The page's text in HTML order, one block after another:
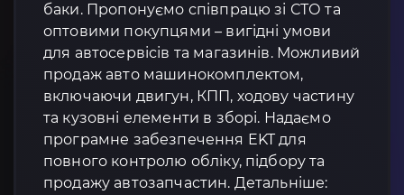
баки. Пропонуємо співпрацю зі СТО та
оптовими покупцями – вигідні умови
для автосервісів та магазинів. Можливий
продаж авто машинокомплектом,
включаючи двигун, КПП, ходову частину
та кузовні елементи в зборі. Надаємо
програмне забезпечення EKT для
повного контролю обліку, підбору та
продажу автозапчастин. Детальніше: